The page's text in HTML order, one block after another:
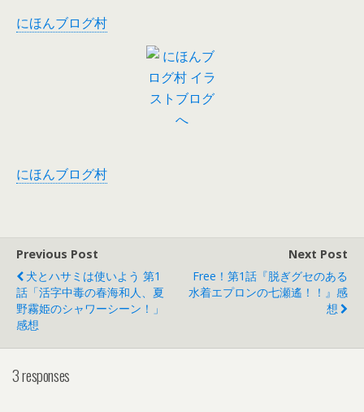
にほんブログ村
にほんブログ村
Previous Post
犬とハサミは使いよう 第1
話「活字中毒の春海和人、夏
野霧姫のシャワーシーン！」
感想
Next Post
Free！第1話『脱ぎグセのある
水着エプロンの七瀬遙！！』感
想
3 responses